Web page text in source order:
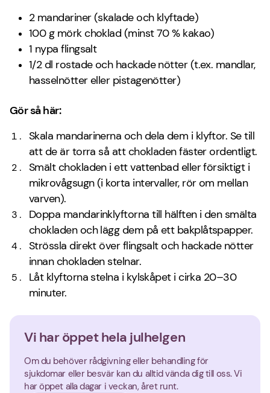
2 mandariner (skalade och klyftade)
100 g mörk choklad (minst 70 % kakao)
1 nypa flingsalt
1/2 dl rostade och hackade nötter (t.ex. mandlar,
hasselnötter eller pistagenötter)
Gör så här:
Skala mandarinerna och dela dem i klyftor. Se till
att de är torra så att chokladen fäster ordentligt.
Smält chokladen i ett vattenbad eller försiktigt i
mikrovågsugn (i korta intervaller, rör om mellan
varven).
Doppa mandarinklyftorna till hälften i den smälta
chokladen och lägg dem på ett bakplåtspapper.
Strössla direkt över flingsalt och hackade nötter
innan chokladen stelnar.
Låt klyftorna stelna i kylskåpet i cirka 20–30
minuter.
Vi har öppet hela julhelgen
Om du behöver rådgivning eller behandling för
sjukdomar eller besvär kan du alltid vända dig till oss. Vi
har öppet alla dagar i veckan, året runt.